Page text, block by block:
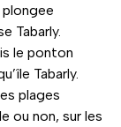
Tabarly.
le ponton
Tabarly.
plages
ou non, sur les